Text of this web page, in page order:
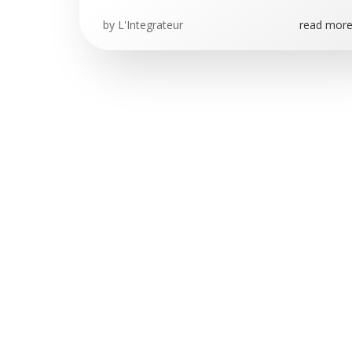
by L'Integrateur read